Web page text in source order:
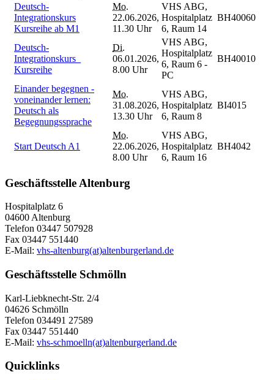
Deutsch-
Integrationskurs
Kursreihe ab M1
Mo.
22.06.2026,
11.30 Uhr
VHS ABG,
Hospitalplatz
6, Raum 14
BH40060
Deutsch-
Integrationskurs_
Kursreihe
Di.
06.01.2026,
8.00 Uhr
VHS ABG,
Hospitalplatz
6, Raum 6 -
PC
BH40010
Einander begegnen -
voneinander lernen:
Deutsch als
Begegnungssprache
Mo.
31.08.2026,
13.30 Uhr
VHS ABG,
Hospitalplatz
6, Raum 8
BI4015
Start Deutsch A1
Mo.
22.06.2026,
8.00 Uhr
VHS ABG,
Hospitalplatz
6, Raum 16
BH4042
Geschäftsstelle Altenburg
Hospitalplatz 6
04600 Altenburg
Telefon 03447 507928
Fax 03447 551440
E-Mail: vhs-altenburg(at)altenburgerland.de
Geschäftsstelle Schmölln
Karl-Liebknecht-Str. 2/4
04626 Schmölln
Telefon 034491 27589
Fax 03447 551440
E-Mail: vhs-schmoelln(at)altenburgerland.de
Quicklinks